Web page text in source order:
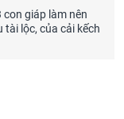
con giáp làm nên
lộc, của cải kếch